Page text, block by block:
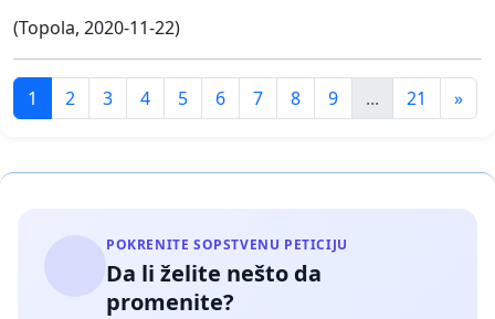
(Topola, 2020-11-22)
1 2 3 4 5 6 7 8 9 ... 21 »
POKRENITE SOPSTVENU PETICIJU
Da li želite nešto da
promenite?